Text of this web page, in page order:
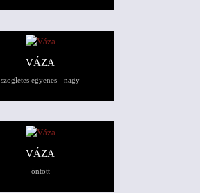
VÁZA
szögletes egyenes - nagy
VÁZA
öntött